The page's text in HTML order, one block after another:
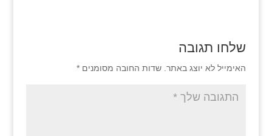
שלחו תגובה
האימייל לא יוצג באתר. שדות החובה מסומנים *